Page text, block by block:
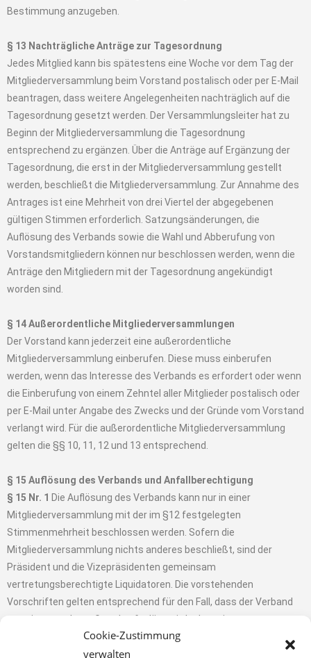
Cookie-Zustimmung
verwalten
Bestimmung anzugeben.
§ 13 Nachträgliche Anträge zur Tagesordnung
Jedes Mitglied kann bis spätestens eine Woche vor dem Tag der
Mitgliederversammlung beim Vorstand postalisch oder per E-Mail
beantragen, dass weitere Angelegenheiten nachträglich auf die
Tagesordnung gesetzt werden. Der Versammlungsleiter hat zu
Beginn der Mitgliederversammlung die Tagesordnung
entsprechend zu ergänzen. Über die Anträge auf Ergänzung der
Tagesordnung, die erst in der Mitgliederversammlung gestellt
werden, beschließt die Mitgliederversammlung. Zur Annahme des
Antrages ist eine Mehrheit von drei Viertel der abgegebenen
gültigen Stimmen erforderlich. Satzungsänderungen, die
Auflösung des Verbands sowie die Wahl und Abberufung von
Vorstandsmitgliedern können nur beschlossen werden, wenn die
Anträge den Mitgliedern mit der Tagesordnung angekündigt
worden sind.
§ 14 Außerordentliche Mitgliederversammlungen
Der Vorstand kann jederzeit eine außerordentliche
Mitgliederversammlung einberufen. Diese muss einberufen
werden, wenn das Interesse des Verbands es erfordert oder wenn
die Einberufung von einem Zehntel aller Mitglieder postalisch oder
per E-Mail unter Angabe des Zwecks und der Gründe vom Vorstand
verlangt wird. Für die außerordentliche Mitgliederversammlung
gelten die §§ 10, 11, 12 und 13 entsprechend.
§ 15 Auflösung des Verbands und Anfallberechtigung
§ 15 Nr. 1 Die Auflösung des Verbands kann nur in einer
Mitgliederversammlung mit der im §12 festgelegten
Stimmenmehrheit beschlossen werden. Sofern die
Mitgliederversammlung nichts anderes beschließt, sind der
Präsident und die Vizepräsidenten gemeinsam
vertretungsberechtigte Liquidatoren. Die vorstehenden
Vorschriften gelten entsprechend für den Fall, dass der Verband
aus einem anderen Grund aufgelöst wird oder seine
Rechtsfähigkeit verliert.
Bei Auflösung des Verbands oder bei Wegfall